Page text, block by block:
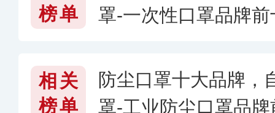
榜单
罩-一次性口罩品牌
相关
榜单
防尘口罩十大品牌，
罩-工业防尘口罩品